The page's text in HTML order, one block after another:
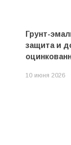
Грунт-
защита и
10 июня 2026